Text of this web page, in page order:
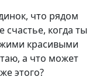
что рядом
когда ты
красивыми
а что может
этого?